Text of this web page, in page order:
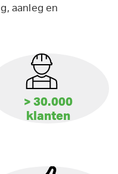
aanleg en
> 30.000
klanten